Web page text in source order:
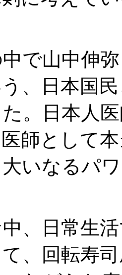
で山中伸
、日本国
。日本人
師として
いなるパ
、日常生
、回転寿